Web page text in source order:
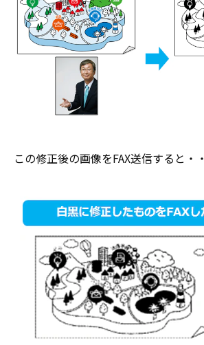
この修正後の画像をFAX送信すると・・